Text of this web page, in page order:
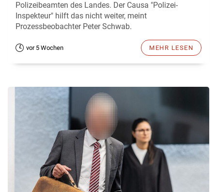
Polizeibeamten des Landes. Der Causa "Polizei-
Inspekteur" hilft das nicht weiter, meint
Prozessbeobachter Peter Schwab.
vor 5 Wochen MEHR LESEN